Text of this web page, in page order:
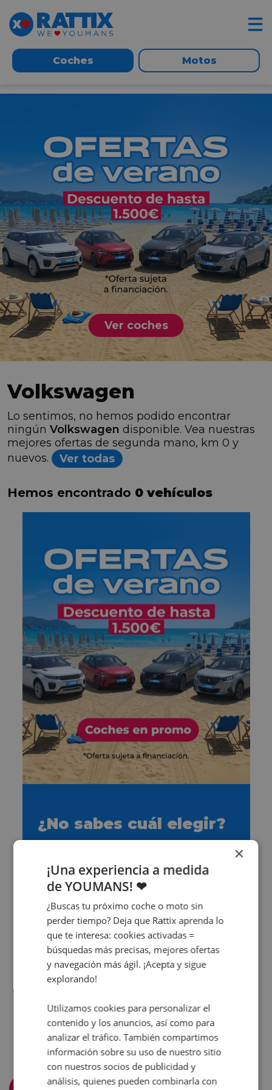
Coches Motos
Ver coches
Volkswagen
Lo sentimos, no hemos podido encontrar
ningún Volkswagen disponible. Vea nuestras
mejores ofertas de segunda mano, km 0 y
nuevos.
Ver todas
Hemos encontrado 0 vehículos
¿No sabes cuál elegir?
¡Contáctanos ya!
×
¡Una experiencia a medida
de YOUMANS! ❤
¿Buscas tu próximo coche o moto sin
perder tiempo? Deja que Rattix aprenda lo
que te interesa: cookies activadas =
búsquedas más precisas, mejores ofertas
y navegación más ágil. ¡Acepta y sigue
explorando!
Utilizamos cookies para personalizar el
contenido y los anuncios, así como para
analizar el tráfico. También compartimos
información sobre su uso de nuestro sitio
con nuestros socios de publicidad y
análisis, quienes pueden combinarla con